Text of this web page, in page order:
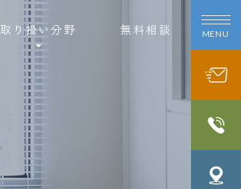
取り扱い分野 無料相談 MENU